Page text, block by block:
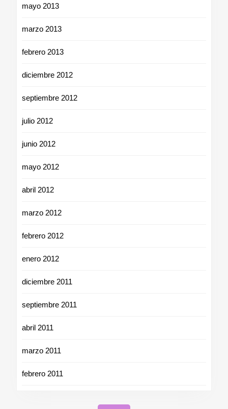
mayo 2013
marzo 2013
febrero 2013
diciembre 2012
septiembre 2012
julio 2012
junio 2012
mayo 2012
abril 2012
marzo 2012
febrero 2012
enero 2012
diciembre 2011
septiembre 2011
abril 2011
marzo 2011
febrero 2011